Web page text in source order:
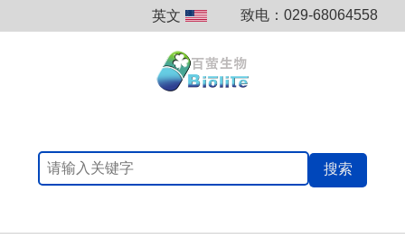
英文 致电：029-68064558
搜索